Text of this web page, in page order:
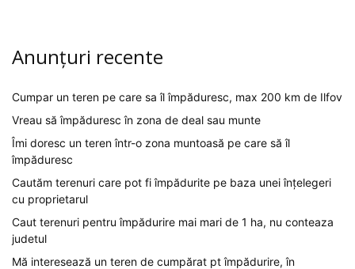
Anunțuri recente
Cumpar un teren pe care sa îl împăduresc, max 200 km de Ilfov
Vreau să împăduresc în zona de deal sau munte
Îmi doresc un teren într-o zona muntoasă pe care să îl
împăduresc
Cautăm terenuri care pot fi împădurite pe baza unei înțelegeri
cu proprietarul
Caut terenuri pentru împădurire mai mari de 1 ha, nu conteaza
judetul
Mă interesează un teren de cumpărat pt împădurire, în